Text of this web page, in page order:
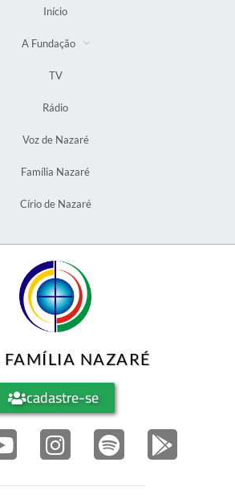
Início
A Fundação
TV
Rádio
Voz de Nazaré
Família Nazaré
Círio de Nazaré
FAMÍLIA NAZARÉ
cadastre-se